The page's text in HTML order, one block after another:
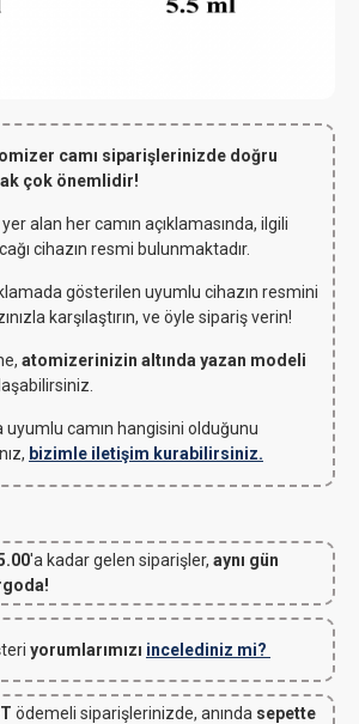
camı siparişlerinizde doğru
çok önemlidir!
alan her camın açıklamasında, ilgili
cihazın resmi bulunmaktadır.
gösterilen uyumlu cihazın resmini
karşılaştırın, ve öyle sipariş verin!
atomizerinizin altında yazan modeli
uyumlu camın hangisini olduğunu
bizimle iletişim kurabilirsiniz.
'a kadar gelen siparişler, aynı gün
yorumlarımızı incelediniz mi?
ödemeli siparişlerinizde, anında sepette